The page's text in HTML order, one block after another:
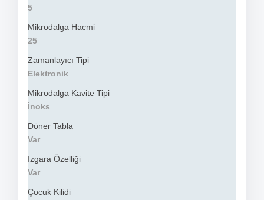
5
Mikrodalga Hacmi
25
Zamanlayıcı Tipi
Elektronik
Mikrodalga Kavite Tipi
İnoks
Döner Tabla
Var
Izgara Özelliği
Var
Çocuk Kilidi